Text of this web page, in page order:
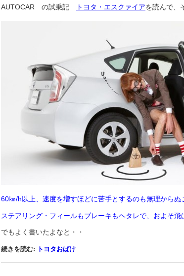
AUTOCAR の試乗記 トヨタ・エスクァイアを読んで、
60㎞/h以上、速度を増すほどに苦手とするのも無理からぬ
ステアリング・フィールもブレーキもヘタレで、およそ飛
でもよく書いたよなと・・
続きを読む: トヨタおばけ